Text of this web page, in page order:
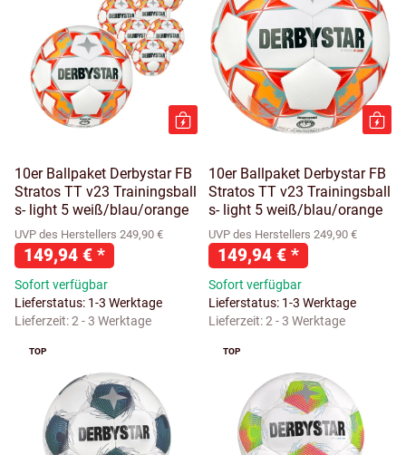
10er Ballpaket Derbystar FB
Stratos TT v23 Trainingsball
s- light 5 weiß/blau/orange
UVP des Herstellers 249,90 €
149,94 € *
Sofort verfügbar
Lieferstatus: 1-3 Werktage
Lieferzeit:2 - 3 Werktage
10er Ballpaket Derbystar FB
Stratos TT v23 Trainingsball
s- light 5 weiß/blau/orange
UVP des Herstellers 249,90 €
149,94 € *
Sofort verfügbar
Lieferstatus: 1-3 Werktage
Lieferzeit:2 - 3 Werktage
TOP TOP